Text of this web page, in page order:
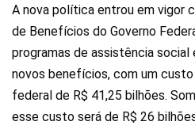
A nova política entrou em vigor
de Benefícios do Governo
programas de assistência
novos benefícios, com um
federal de R$ 41,25 bilhões.
esse custo será de R$ 26